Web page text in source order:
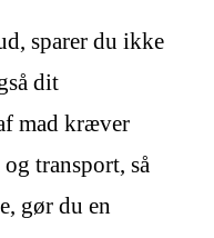
sparer du ikke
dit
mad kræver
transport, så
gør du en